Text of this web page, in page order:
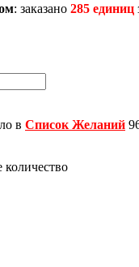
: заказано 285 единиц
в Список Желаний
количество